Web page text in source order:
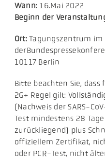
Wann: 16.Mai 2022
Beginn der
Ort:Tagungszentrum im
10117 Berlin
Bitte beachten Sie,
2G+ Regel gilt:
(Nachweis der SARS-
Test mindestens 28
zurückliegend) plus
offiziellem Zertifikat,
oder PCR-Test, nicht